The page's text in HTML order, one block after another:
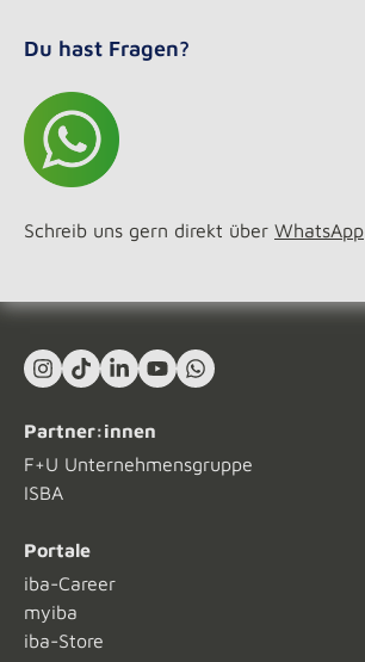
Du hast Fragen?
Schreib uns gern direkt über WhatsApp
Instagram
TikTokLinkedIn In
YouTubeWhat's App
Partner:innen
F+U Unternehmensgruppe
ISBA
Portale
iba-Career
myiba
iba-Store